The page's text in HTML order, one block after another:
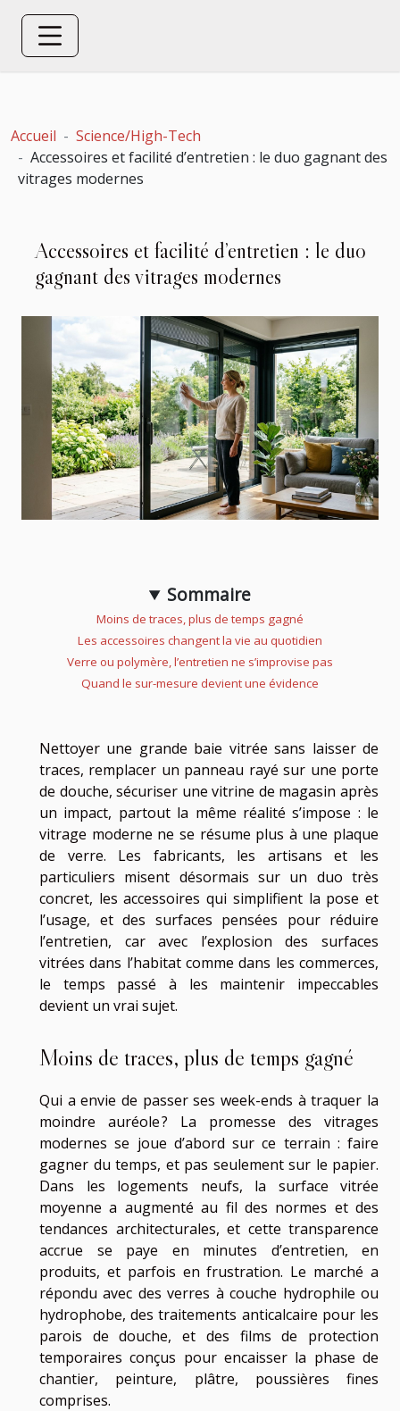
Accueil
Science/High-Tech
Accessoires et facilité d’entretien : le duo gagnant des
vitrages modernes
Accessoires et facilité d’entretien : le duo
gagnant des vitrages modernes
Sommaire
Moins de traces, plus de temps gagné
Les accessoires changent la vie au quotidien
Verre ou polymère, l’entretien ne s’improvise pas
Quand le sur-mesure devient une évidence
Nettoyer une grande baie vitrée sans laisser de
traces, remplacer un panneau rayé sur une porte
de douche, sécuriser une vitrine de magasin après
un impact, partout la même réalité s’impose : le
vitrage moderne ne se résume plus à une plaque
de verre. Les fabricants, les artisans et les
particuliers misent désormais sur un duo très
concret, les accessoires qui simplifient la pose et
l’usage, et des surfaces pensées pour réduire
l’entretien, car avec l’explosion des surfaces
vitrées dans l’habitat comme dans les commerces,
le temps passé à les maintenir impeccables
devient un vrai sujet.
Moins de traces, plus de temps gagné
Qui a envie de passer ses week-ends à traquer la
moindre auréole ? La promesse des vitrages
modernes se joue d’abord sur ce terrain : faire
gagner du temps, et pas seulement sur le papier.
Dans les logements neufs, la surface vitrée
moyenne a augmenté au fil des normes et des
tendances architecturales, et cette transparence
accrue se paye en minutes d’entretien, en
produits, et parfois en frustration. Le marché a
répondu avec des verres à couche hydrophile ou
hydrophobe, des traitements anticalcaire pour les
parois de douche, et des films de protection
temporaires conçus pour encaisser la phase de
chantier, peinture, plâtre, poussières fines
comprises.